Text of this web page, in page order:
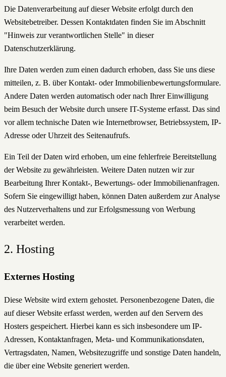
Die Datenverarbeitung auf dieser Website erfolgt durch den
Websitebetreiber. Dessen Kontaktdaten finden Sie im Abschnitt
"Hinweis zur verantwortlichen Stelle" in dieser
Datenschutzerklärung.
Ihre Daten werden zum einen dadurch erhoben, dass Sie uns diese
mitteilen, z. B. über Kontakt- oder Immobilienbewertungsformulare.
Andere Daten werden automatisch oder nach Ihrer Einwilligung
beim Besuch der Website durch unsere IT-Systeme erfasst. Das sind
vor allem technische Daten wie Internetbrowser, Betriebssystem, IP-
Adresse oder Uhrzeit des Seitenaufrufs.
Ein Teil der Daten wird erhoben, um eine fehlerfreie Bereitstellung
der Website zu gewährleisten. Weitere Daten nutzen wir zur
Bearbeitung Ihrer Kontakt-, Bewertungs- oder Immobilienanfragen.
Sofern Sie eingewilligt haben, können Daten außerdem zur Analyse
des Nutzerverhaltens und zur Erfolgsmessung von Werbung
verarbeitet werden.
2. Hosting
Externes Hosting
Diese Website wird extern gehostet. Personenbezogene Daten, die
auf dieser Website erfasst werden, werden auf den Servern des
Hosters gespeichert. Hierbei kann es sich insbesondere um IP-
Adressen, Kontaktanfragen, Meta- und Kommunikationsdaten,
Vertragsdaten, Namen, Websitezugriffe und sonstige Daten handeln,
die über eine Website generiert werden.